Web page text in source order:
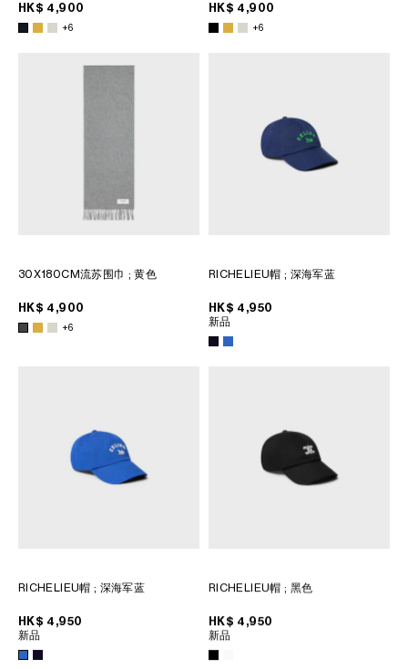
HK$ 4,900
+6
HK$ 4,900
+6
30X180CM流苏围巾 ; 黄色
HK$ 4,900
+6
RICHELIEU帽 ; 深海军蓝
HK$ 4,950
新品
RICHELIEU帽 ; 深海军蓝
HK$ 4,950
新品
RICHELIEU帽 ; 黑色
HK$ 4,950
新品